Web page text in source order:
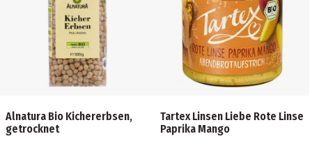
Alnatura Bio Kichererbsen,
getrocknet
Tartex Linsen Liebe Rote Linse
Paprika Mango